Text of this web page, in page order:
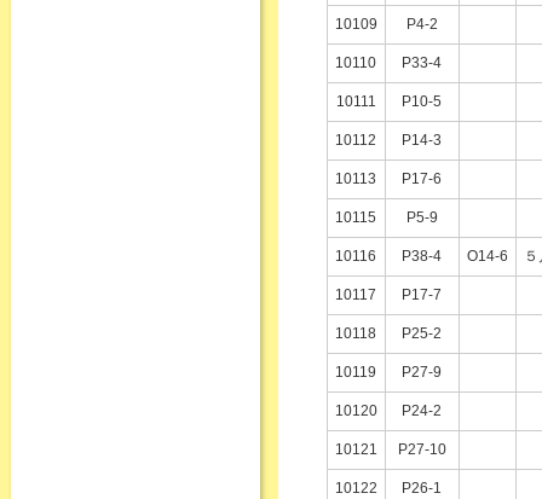
10109 P4-2
10110 P33-4
10111 P10-5
10112 P14-3
10113 P17-6
10115 P5-9
10116 P38-4 O14-6
10117 P17-7
10118 P25-2
10119 P27-9
10120 P24-2
10121 P27-10
10122 P26-1